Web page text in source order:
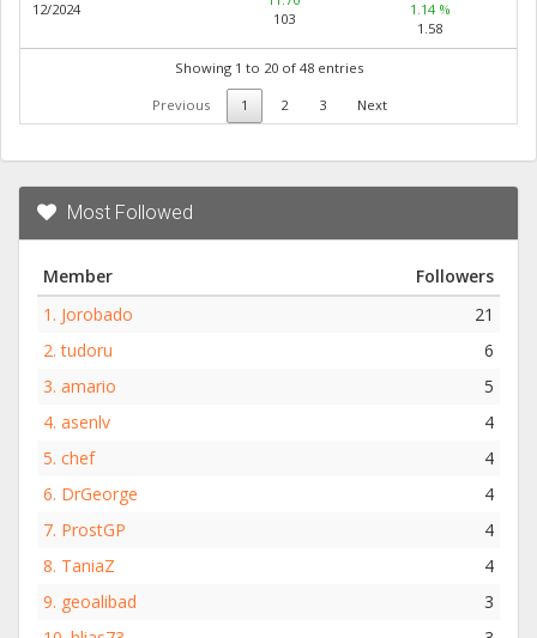
12/2024
103
1.14 %
1.58
Showing 1 to 20 of 48 entries
Previous 1 2 3 Next
Most Followed
Member
Followers
1. Jorobado
21
2.tudoru
6
3. amario
5
4. asenlv
4
5. chef
4
6. DrGeorge
4
7. ProstGP
4
8. TaniaZ
4
9. geoalibad
3